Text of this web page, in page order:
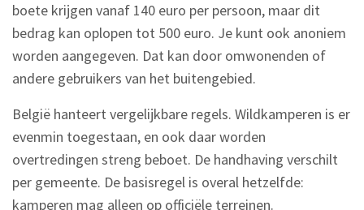
boete krijgen vanaf 140 euro per persoon, maar dit
bedrag kan oplopen tot 500 euro. Je kunt ook anoniem
worden aangegeven. Dat kan door omwonenden of
andere gebruikers van het buitengebied.
België hanteert vergelijkbare regels. Wildkamperen is er
evenmin toegestaan, en ook daar worden
overtredingen streng beboet. De handhaving verschilt
per gemeente. De basisregel is overal hetzelfde:
kamperen mag alleen op officiële terreinen.